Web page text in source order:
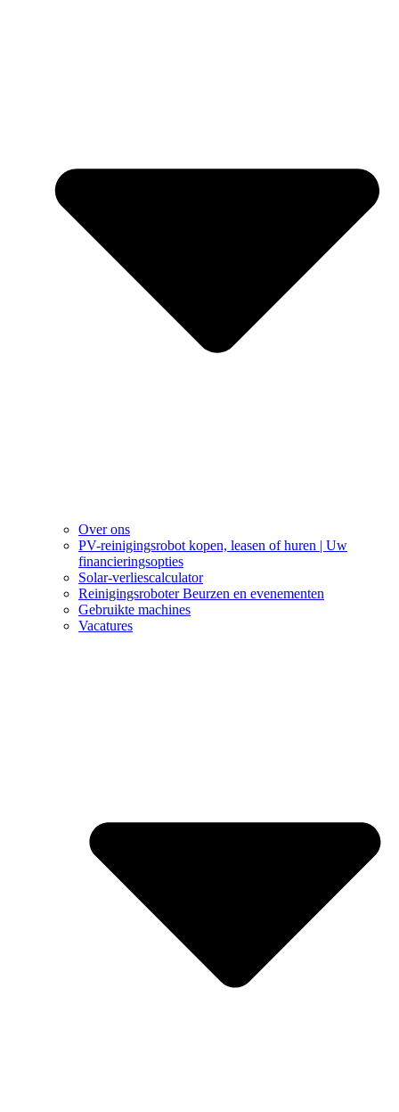
Over ons
PV-reinigingsrobot kopen, leasen of huren | Uw
financieringsopties
Solar-verliescalculator
Reinigingsroboter Beurzen en evenementen
Gebruikte machines
Vacatures